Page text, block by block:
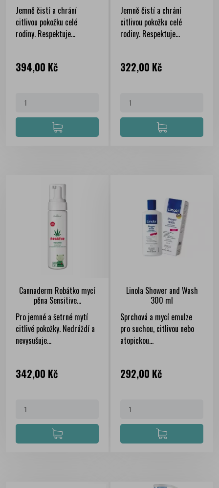
Jemně čistí a chrání
citlivou pokožku celé
rodiny. Respektuje...
Cena
394,00 Kč
Jemně čistí a chrání
citlivou pokožku celé
rodiny. Respektuje...
Cena
322,00 Kč
Cannaderm Robátko mycí
pěna Sensitive...
Pro jemné a šetrné mytí
citlivé pokožky. Nedráždí a
nevysušuje...
Cena
342,00 Kč
Linola Shower and Wash
300 ml
Sprchová a mycí emulze
pro suchou, citlivou nebo
atopickou...
Cena
292,00 Kč